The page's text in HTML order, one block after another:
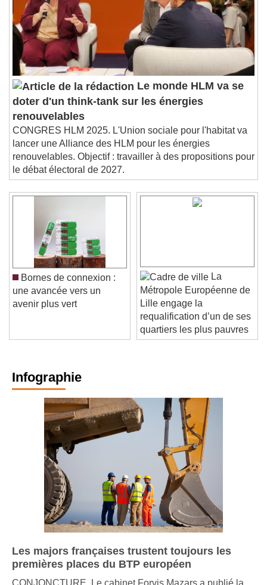
Le monde HLM va se
doter d'un think-tank sur les énergies
renouvelables
CONGRES HLM 2025. L'Union sociale pour l'habitat va
lancer une Alliance des HLM pour les énergies
renouvelables. Objectif : travailler à des propositions pour
le débat électoral de 2027.
Bornes de connexion :
une avancée vers un
La
Métropole Européenne de
Lille engage la
requalification d’un de ses
quartiers les plus pauvres
Infographie
Les majors françaises trustent toujours les
premières places du BTP européen